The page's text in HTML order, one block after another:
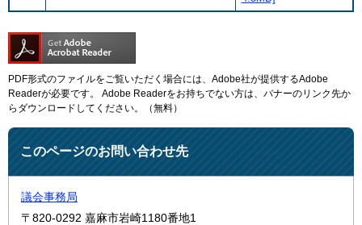
PDF形式のファイルをご覧いただく場合には、Adobe社が提供するAdobe
Readerが必要です。
Adobe Readerをお持ちでない方は、バナーのリンク先か
らダウンロードしてください。（無料）
このページのお問い合わせ先
議会事務局
〒820-0292 嘉麻市岩崎1180番地1